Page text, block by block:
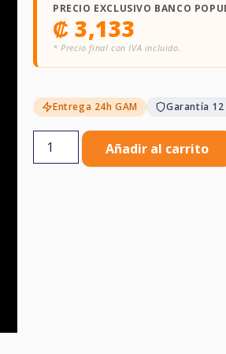
PRECIO EXCLUSIVO BANCO
₡ 3,133
* Precio final con IVA incluido.
Entrega 24h GAM Garantía 12
Añadir al carrito